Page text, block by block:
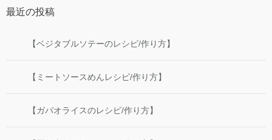
最近の投稿
【ベジタブルソテーのレシピ/作り方】
【ミートソースめんレシピ/作り方】
【ガパオライスのレシピ/作り方】